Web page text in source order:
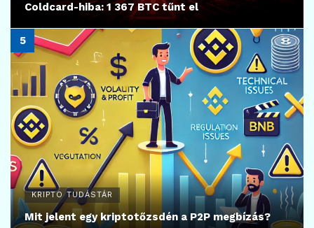
Coldcard-hiba: 1 367 BTC tűnt el
KRIPTO TUDÁSTÁR
Mit jelent egy kriptotőzsdén a P2P megbízás?